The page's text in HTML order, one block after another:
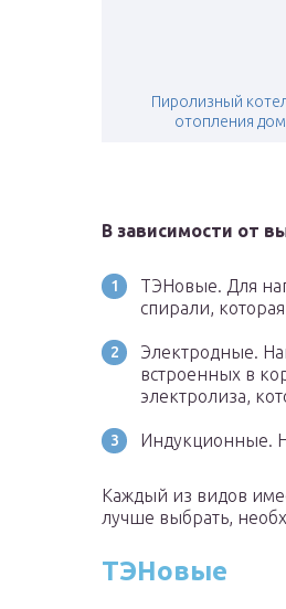
Пиролизный
отопления
В зависимости от
ТЭНовые. Для
спирали,
Электродные.
встроенных в
электролиза,
Индукционные.
Каждый из видов
лучше выбрать,
ТЭНовые